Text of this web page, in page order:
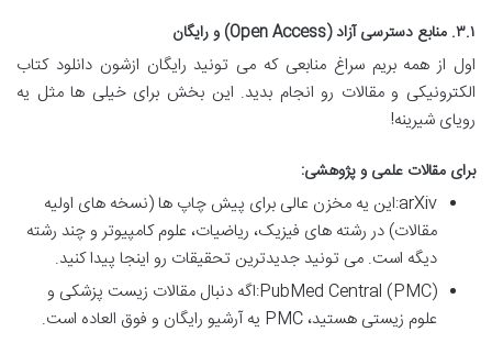
۳.۱. منابع دسترسی آزاد (Open Access) و رایگان
اول از همه بریم سراغ منابعی که می تونید رایگان ازشون دانلود کتاب
الکترونیکی و مقالات رو انجام بدید. این بخش برای خیلی ها مثل یه
رویای شیرینه!
برای مقالات علمی و پژوهشی:
arXiv:این یه مخزن عالی برای پیش چاپ ها (نسخه های اولیه
مقالات) در رشته های فیزیک، ریاضیات، علوم کامپیوتر و چند رشته
دیگه است. می تونید جدیدترین تحقیقات رو اینجا پیدا کنید.
PubMed Central (PMC):اگه دنبال مقالات زیست پزشکی و
علوم زیستی هستید، PMC یه آرشیو رایگان و فوق العاده است.